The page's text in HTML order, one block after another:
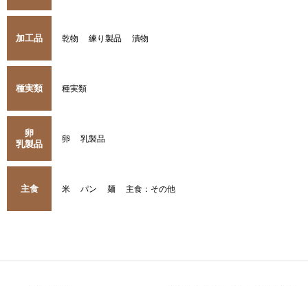
加工品 乾物 練り製品 漬物
種実類 種実類
卵
乳製品
卵 乳製品
主食 米 パン 麺 主食：その他